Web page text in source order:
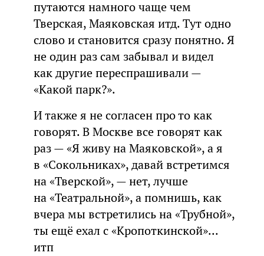
путаются намного чаще чем
Тверская, Маяковская итд. Тут одно
слово и становится сразу понятно. Я
не один раз сам забывал и видел
как другие переспрашивали —
«Какой парк?».
И также я не согласен про то как
говорят. В Москве все говорят как
раз — «Я живу на Маяковской», а я
в «Сокольниках», давай встретимся
на «Тверской», — нет, лучше
на «Театральной», а помнишь, как
вчера мы встретились на «Трубной»,
ты ещё ехал с «Кропоткинской»...
итп